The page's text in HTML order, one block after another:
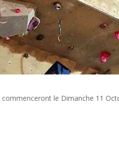
commenceront le Dimanche 11